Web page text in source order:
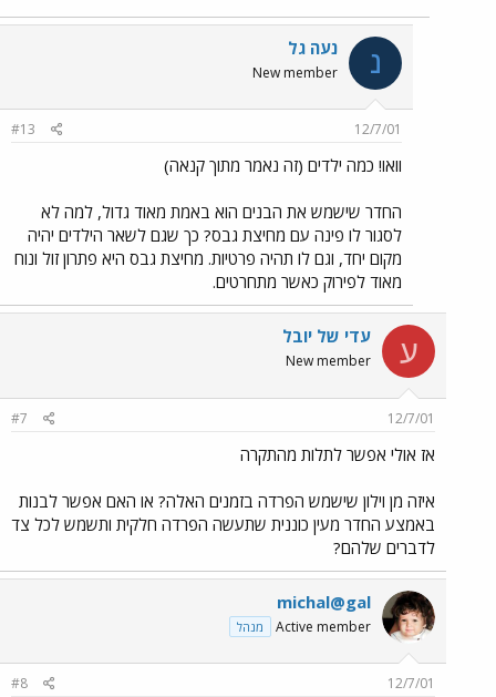
נ נעה גל
New member
12/7/01
#13
וואו! כמה ילדים (זה נאמר מתוך קנאה)
החדר שישמש את הבנים הוא באמת מאוד גדול, למה לא
לסגור לו פינה עם מחיצת גבס? כך שגם לשאר הילדים יהיה
מקום יחד, וגם לו תהיה פרטיות. מחיצת גבס היא פתרון זול ונוח
מאוד לפירוק כאשר מתחרטים.
ע עדי של יובל
New member
12/7/01
#7
אז אולי אפשר לתלות מהתקרה
איזה מן וילון שישמש הפרדה בזמנים האלה? או האם אפשר לבנות
באמצע החדר מעין כוננית שתעשה הפרדה חלקית ותשמש לכל צד
לדברים שלהם?
michal@gal
Active member מנהל
12/7/01
#8